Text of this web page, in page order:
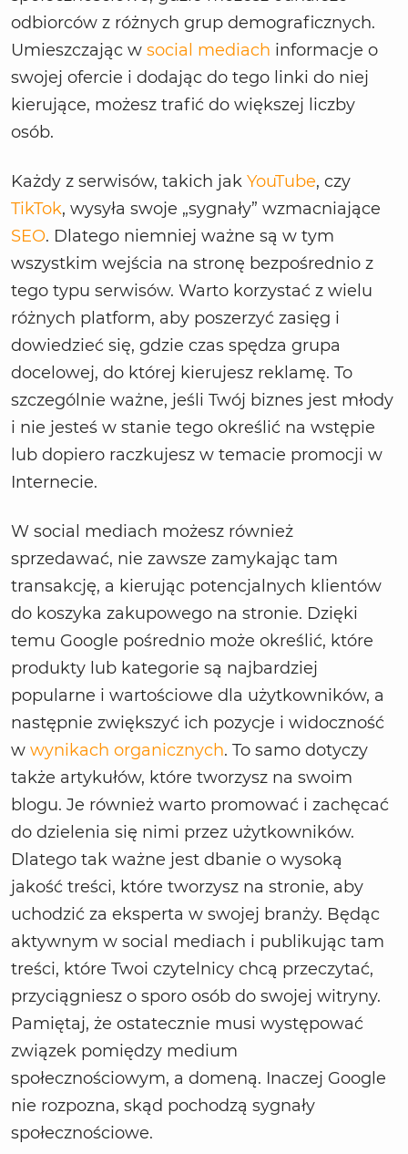
odbiorców z różnych grup demograficznych.
Umieszczając w social mediach informacje o
swojej ofercie i dodając do tego linki do niej
kierujące, możesz trafić do większej liczby
osób.
Każdy z serwisów, takich jak YouTube, czy
TikTok, wysyła swoje „sygnały” wzmacniające
SEO. Dlatego niemniej ważne są w tym
wszystkim wejścia na stronę bezpośrednio z
tego typu serwisów. Warto korzystać z wielu
różnych platform, aby poszerzyć zasięg i
dowiedzieć się, gdzie czas spędza grupa
docelowej, do której kierujesz reklamę. To
szczególnie ważne, jeśli Twój biznes jest młody
i nie jesteś w stanie tego określić na wstępie
lub dopiero raczkujesz w temacie promocji w
Internecie.
W social mediach możesz również
sprzedawać, nie zawsze zamykając tam
transakcję, a kierując potencjalnych klientów
do koszyka zakupowego na stronie. Dzięki
temu Google pośrednio może określić, które
produkty lub kategorie są najbardziej
popularne i wartościowe dla użytkowników, a
następnie zwiększyć ich pozycje i widoczność
w wynikach organicznych. To samo dotyczy
także artykułów, które tworzysz na swoim
blogu. Je również warto promować i zachęcać
do dzielenia się nimi przez użytkowników.
Dlatego tak ważne jest dbanie o wysoką
jakość treści, które tworzysz na stronie, aby
uchodzić za eksperta w swojej branży. Będąc
aktywnym w social mediach i publikując tam
treści, które Twoi czytelnicy chcą przeczytać,
przyciągniesz o sporo osób do swojej witryny.
Pamiętaj, że ostatecznie musi występować
związek pomiędzy medium
społecznościowym, a domeną. Inaczej Google
nie rozpozna, skąd pochodzą sygnały
społecznościowe.